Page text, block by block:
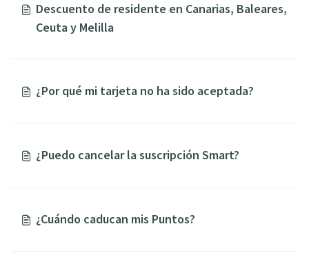
Descuento de residente en Canarias, Baleares,
Ceuta y Melilla
¿Por qué mi tarjeta no ha sido aceptada?
¿Puedo cancelar la suscripción Smart?
¿Cuándo caducan mis Puntos?